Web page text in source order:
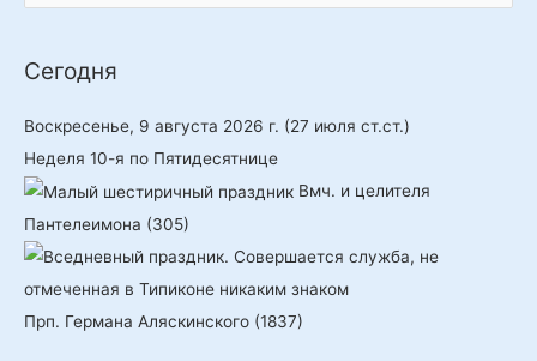
с
Сегодня
Воскресенье, 9 августа 2026 г. (27 июля ст.ст.)
Неделя 10-я по Пятидесятнице
Вмч. и целителя
Пантелеимона (305)
Прп. Германа Аляскинского (1837)